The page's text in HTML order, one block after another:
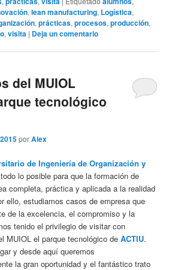
,lean manufacturing, Logística,
,prácticas,procesos,producción,
,visita | Deja un comentario
del MUIOL
tecnológico
porAlex
de Ingeniería de Organización y
lo posible para que la formación de
completa, práctica y aplicada a la realidad
ello, estudiamos casos de empresa que
de la excelencia, el compromiso y la
tenido el privilegio de visitar con
MUIOL el parque tecnológico deACTIU.
y desde aquí queremos
la gran oportunidad y el fantástico trato